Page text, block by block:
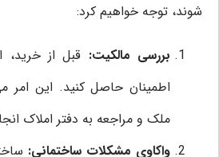
شوند، توجه خواهیم کرد:
بررسی مالکیت: قبل از
اطمینان حاصل کنید. این امر
ملک و مراجعه به دفتر املاک
واکاوی مشکلات ساختمانی: